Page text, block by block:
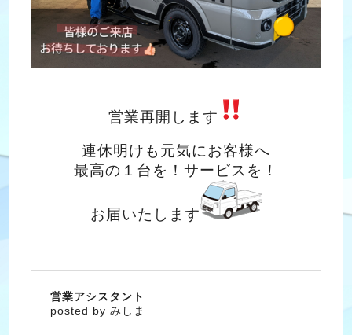
営業再開します
連休明けも元気にお客様へ
最高の１台を！サービスを！
お届いたします
営業アシスタント
posted by みしま